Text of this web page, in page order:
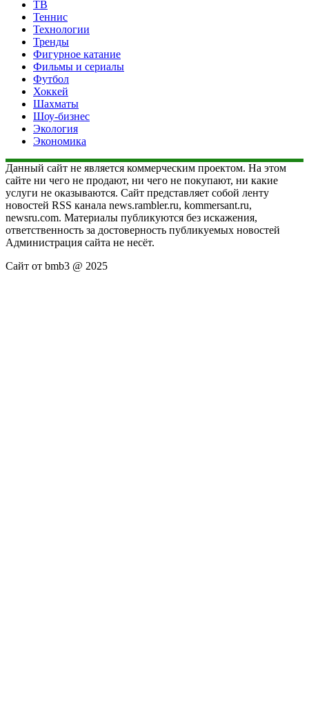
ТВ
Теннис
Технологии
Тренды
Фигурное катание
Фильмы и сериалы
Футбол
Хоккей
Шахматы
Шоу-бизнес
Экология
Экономика
Данный сайт не является коммерческим проектом. На этом
сайте ни чего не продают, ни чего не покупают, ни какие
услуги не оказываются. Сайт представляет собой ленту
новостей RSS канала news.rambler.ru, kommersant.ru,
newsru.com. Материалы публикуются без искажения,
ответственность за достоверность публикуемых новостей
Администрация сайта не несёт.
Сайт от bmb3 @ 2025